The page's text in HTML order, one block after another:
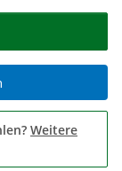
Weitere